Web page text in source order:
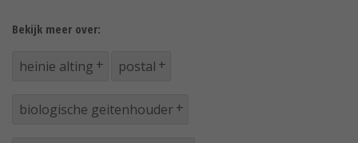
Bekijk meer over:
heinie alting postal
biologische geitenhouder